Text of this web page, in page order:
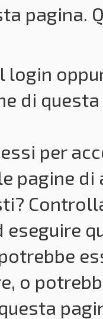
pagina.
login
di
per
pagine
o